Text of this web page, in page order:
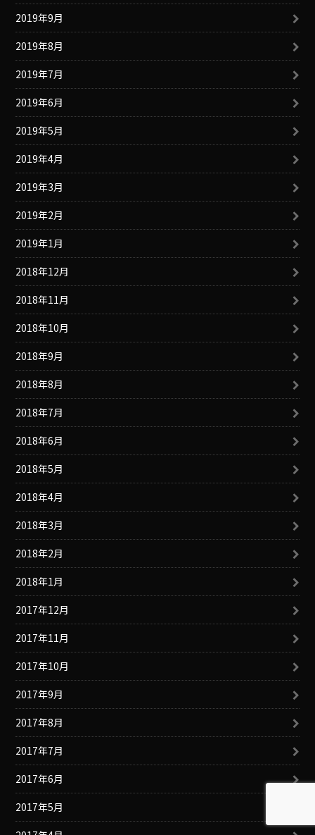
2019年9月
2019年8月
2019年7月
2019年6月
2019年5月
2019年4月
2019年3月
2019年2月
2019年1月
2018年12月
2018年11月
2018年10月
2018年9月
2018年8月
2018年7月
2018年6月
2018年5月
2018年4月
2018年3月
2018年2月
2018年1月
2017年12月
2017年11月
2017年10月
2017年9月
2017年8月
2017年7月
2017年6月
2017年5月